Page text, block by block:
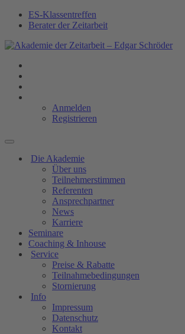
ES-Klassentreffen
Berater der Zeitarbeit
Anmelden
Registrieren
Die Akademie
Über uns
Teilnehmerstimmen
Referenten
Ansprechpartner
News
Karriere
Seminare
Coaching & Inhouse
Service
Preise & Rabatte
Teilnahmebedingungen
Stornierung
Info
Impressum
Datenschutz
Kontakt